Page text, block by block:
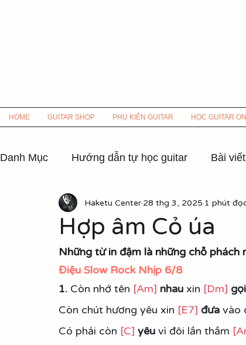
HOME GUITAR SHOP PHỤ KIỆN GUITAR HỌC GUITAR
Danh Mục Hướng dẫn tự học guitar Bài
Hợp âm các bài hát nhạc xưa Hợp âm
Hợp âm Nhạc Hoa lời Việt Hợp âm các
Hợp âm Cỏ úa
Haketu Center 28 thg 3, 2025 1 phút
Những từ in đậm là những chỗ phách
Điệu Slow Rock Nhịp 6/8
1. Còn nhớ tên [Am] nhau xin [Dm] gọi
Còn chút hương yêu xin [E7] đưa vào
Có phải còn [C] yêu vì đôi lần thầm